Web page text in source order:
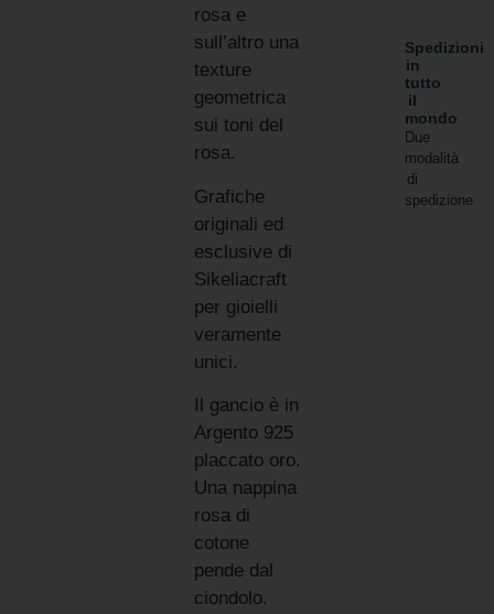
rosa e
sull’altro una
texture
geometrica
sui toni del
rosa.
Grafiche
originali ed
esclusive di
Sikeliacraft
per gioielli
veramente
unici.
Il gancio è in
Argento 925
placcato oro.
Una nappina
rosa di
cotone
pende dal
ciondolo.
Spedizioni
in
tutto
il
mondo
Due
modalità
di
spedizione